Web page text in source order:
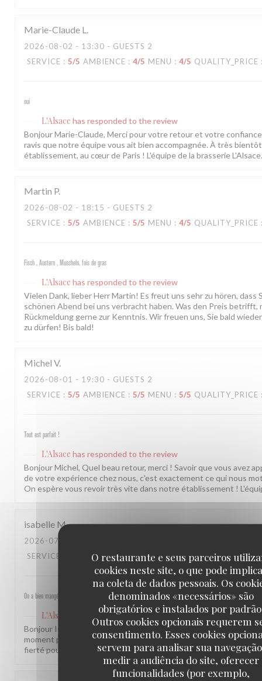
O restaurante e seus parceiros
cookies neste site, o que pode
na coleta de dados pessoais. Os
denominados «necessários» são
obrigatórios e instalados por
Outros cookies opcionais requerem
consentimento. Esses cookies
servem para analisar sua
medir a audiência do site, oferecer
funcionalidades (por exemplo,
Marie-Claude L
2026-08-02 - 13:30 - GUESTS 2
SERVICE : 5/5 AMBIENCE : 4/5 MENU : 4/5 QUALITY_PRICE
oui
L'Alsace has responded to the review
Bonjour Marie-Claude, Merci pour votre retour et votre
ravis que notre équipe vous ait bien accompagnée. À très
établissement, au cœur de Paris ! L'équipe de la brasserie L'Alsace.
Martin P
2026-08-02 - 18:15 - GUESTS 2
SERVICE : 5/5 AMBIENCE : 5/5 MENU : 4/5 QUALITY_PRICE
Fisch , Austern , Muscheln, fois de gras
L'Alsace has responded to the review
Vielen Dank, lieber Herr Martin! Es freut uns sehr zu hören, dass
schönen Abend bei uns verbracht haben. Was den Preis betrifft,
Rückmeldung gerne zur Kenntnis. Wir freuen uns, Sie bald
zu dürfen! Bis bald!
Michel V
2026-08-01 - 19:30 - GUESTS 2
SERVICE : 5/5 AMBIENCE : 5/5 MENU : 5/5 QUALITY_PRICE
Tout est parfait !
L'Alsace has responded to the review
Bonjour Michel, Quel beau retour, merci ! Savoir que vous avez
de votre expérience chez nous, c'est exactement ce qui nous
On espère vous revoir très vite dans notre établissement !
isabelle M
2026-07-30
SERVICE
AMBIENCE: 5/5 MENU: 4/5 QUALITY_PRICE
On a bien mangé, bon rapport qualité prix pour les champs, très bel emplacement, peu d attente, personnel
L'Alsace
has responded to the review
Bonjour Isabelle, Merci pour ce beau retour ! Savoir que vous
moment près des Champs et que notre équipe a été à la
fierté pour nous. À très bientôt ! L'équipe de L'Alsace